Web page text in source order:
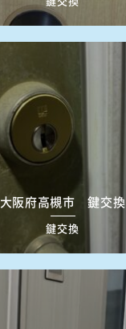
大阪府高槻市 鍵交換
鍵交換